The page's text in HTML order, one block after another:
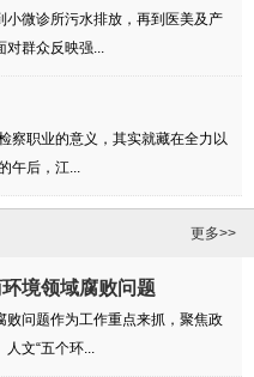
小微诊所污水排放，再到医美及产
对群众反映强...
察职业的意义，其实就藏在全力以
午后，江...
更多>>
境领域腐败问题
败问题作为工作重点来抓，聚焦政
文“五个环...